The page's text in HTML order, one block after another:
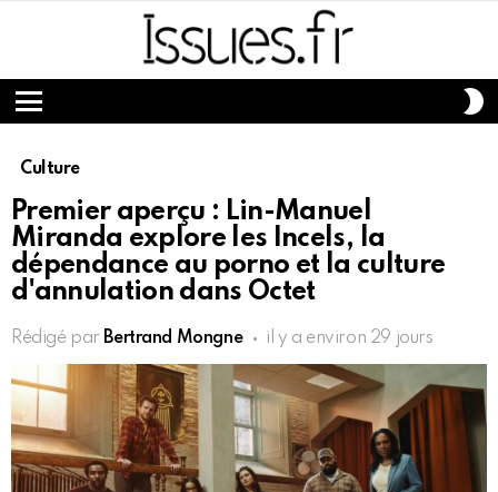
Menu
Culture
Premier aperçu : Lin-Manuel
Miranda explore les Incels, la
dépendance au porno et la culture
d'annulation dans Octet
Rédigé par Bertrand Mongne il y a environ 29 jours